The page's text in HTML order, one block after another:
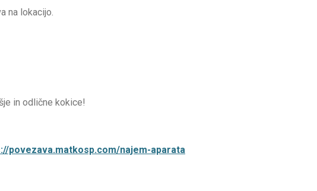
na lokacijo.
in odlične kokice!
povezava.matkosp.com/najem-aparata